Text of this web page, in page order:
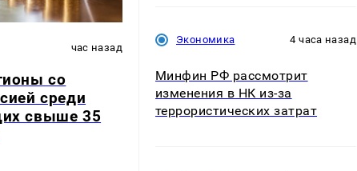
час назад
со
среди
свыше 35
Экономика 4 часа назад
Минфин РФ рассмотрит
изменения в НК из-за
террористических затрат